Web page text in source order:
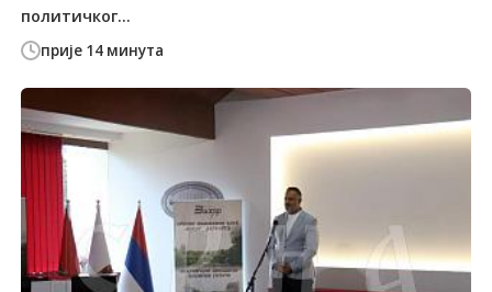
прије 14 минута
политичког...